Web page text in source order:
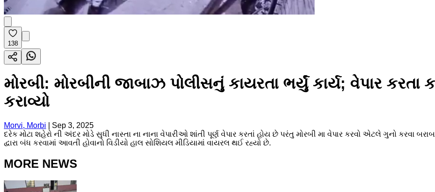
138
મોરબી: મોરબીની જાબાઝ પોલીસનું કાયરતા ભર્યું કાર્ય; વેપાર
કરાવ્યો
Morvi, Morbi
Sep 3, 2025
દરેક મોટા શહેરો ની અંદર મોડે સુધી નાસ્તા ના નાના વેપારીઓ શાંતી પૂર્ણ વેપાર કરતાં હોય છે પરંતુ મોરબી મા વેપાર કરવો એટલે ગુનો કરવા
દ્વારા બંધ કરવામાં આવતી હોવાનો વિડીયો હાલ સોશિયલ મીડિયામાં વાયરલ થઈ રહ્યો છે.
MORE NEWS